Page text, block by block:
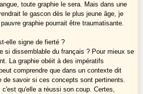
du même nom (ex : Casamajor pour
toute graphie le sera. Mais dans une
le gascon dès le plus jeune âge, je
graphie pourrait être traumatisante.
elle signe de fierté ?
si dissemblable du français ? Pour mieux se
La graphie obéit à des impératifs
comprendre que dans un contexte dit
de savoir si ces concepts sont pertinents.
qu'elle a réussi son coup. Certes,